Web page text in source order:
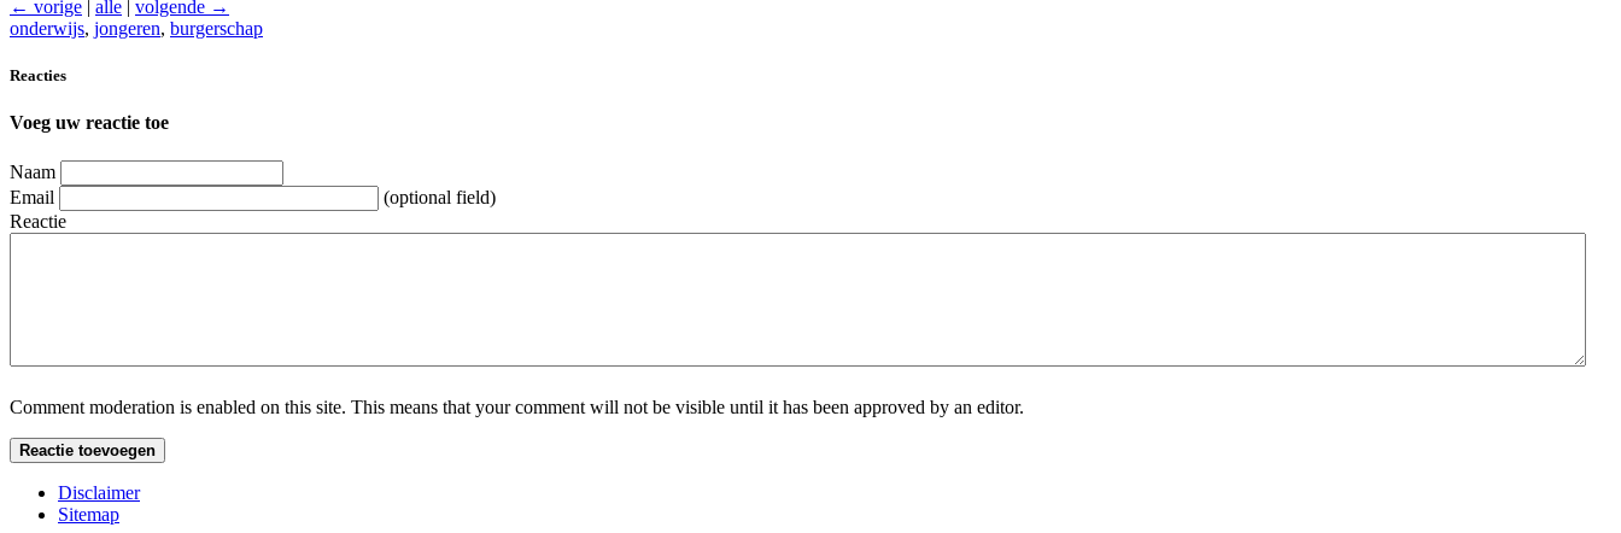
← vorige | alle | volgende →
onderwijs, jongeren, burgerschap
Reacties
Voeg uw reactie toe
Naam
Email
(optional field)
Reactie
Comment moderation is enabled on this site. This means that your comment will not be visible until it has been approved by an editor.
Disclaimer
Sitemap